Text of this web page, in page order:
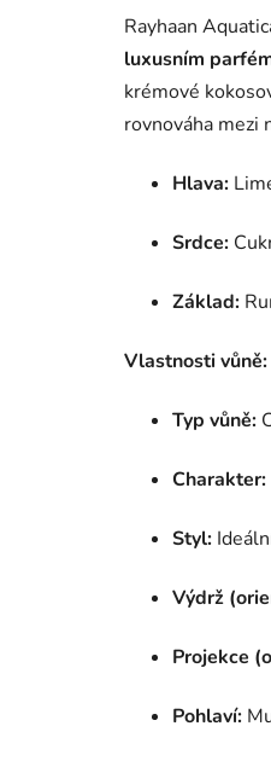
Rayhaan
luxusním
krémové
rovnováha mezi
Hlava:
Srdce:
Základ:
Vlastnosti vůně:
Typ vůně:
Charakter:
Styl:
Výdrž
Projekce
Pohlaví: